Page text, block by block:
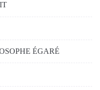
ÉGARÉ